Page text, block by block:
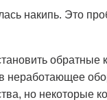
накипь. Это
обратные
неработающее
но некоторые